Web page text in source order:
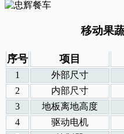
移动果
序号 项目
1 外部尺寸
2
内部尺寸
3
地板离地高度
4
驱动电机